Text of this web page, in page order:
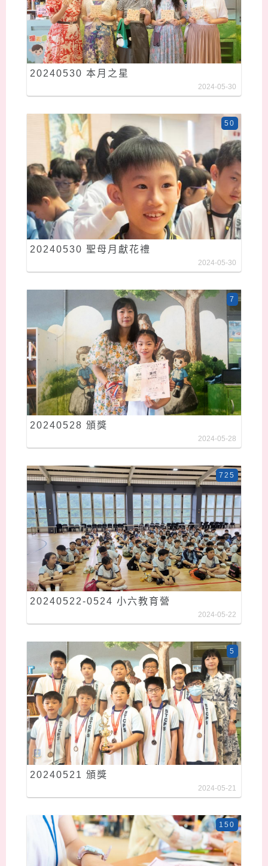
20240530 本月之星
2024-05-30
20240530 聖母月獻花禮
50
2024-05-30
20240528 頒獎
7
2024-05-28
20240522-0524 小六教育營
725
2024-05-22
20240521 頒獎
5
2024-05-21
150